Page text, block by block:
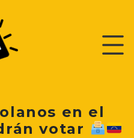
en el
votar